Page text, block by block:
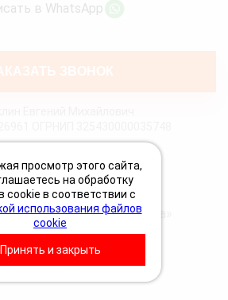
Политика Cookies
соглашение
техпомощь 24 Вольта»
в WhatsApp
ЗВОНОК
просмотр этого сайта,
на обработку
cookie в соответствии с
использования файлов
cookie
Принять и закрыть